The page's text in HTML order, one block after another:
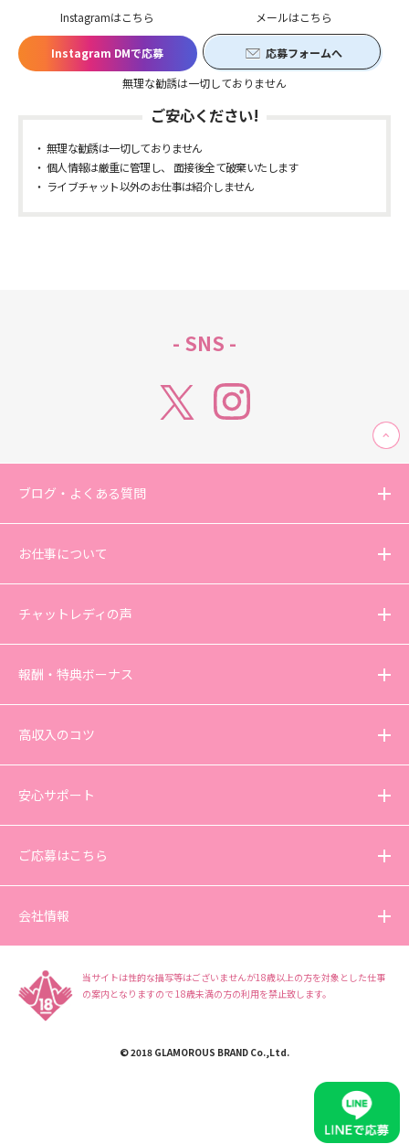
Instagramはこちら
Instagram DMで応募
メールはこちら
応募フォームへ
無理な勧誘は一切しておりません
ご安心ください!
無理な勧誘は一切しておりません
個人情報は厳重に管理し、 面接後全て破棄いたします
ライブチャット以外のお仕事は紹介しません
- SNS -
ブログ・よくある質問
お仕事について
チャットレディの声
報酬・特典ボーナス
高収入のコツ
安心サポート
ご応募はこちら
会社情報
当サイトは性的な描写等はございませんが18歳以上の方を対象とした仕事
の案内となりますので18歳未満の方の利用を禁止致します。
© 2018 GLAMOROUS BRAND Co.,Ltd.